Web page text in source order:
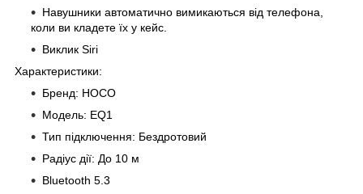
Навушники автоматично вимикаються від телефона,
коли ви кладете їх у кейс.
Виклик Siri
Характеристики:
Бренд: HOCO
Модель: EQ1
Тип підключення: Бездротовий
Радіус дії: До 10 м
Bluetooth 5.3